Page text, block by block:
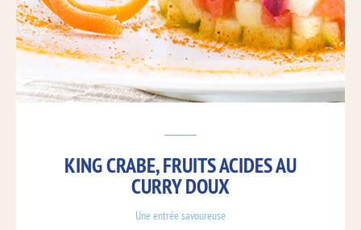
KING CRABE, FRUITS ACIDES AU
CURRY DOUX
Une entrée savoureuse